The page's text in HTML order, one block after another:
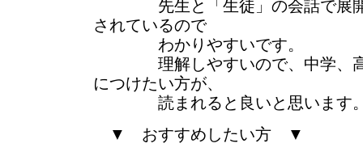
先生と「生徒」の会話で展開
されているので
わかりやすいです。
理解しやすいので、中学、高
につけたい方が、
読まれると良いと思います
▼ おすすめしたい方 ▼